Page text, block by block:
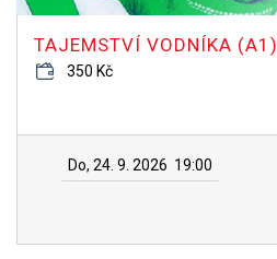
TAJEMSTVÍ VODNÍKA (A1)
350 Kč
Do, 24. 9. 2026 19:00